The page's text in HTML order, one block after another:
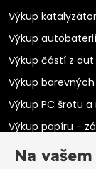
Výkup
Výkup
Výkup částí z
Výkup
Výkup PC šrotu
Výkup papíru -
Výkup
Na